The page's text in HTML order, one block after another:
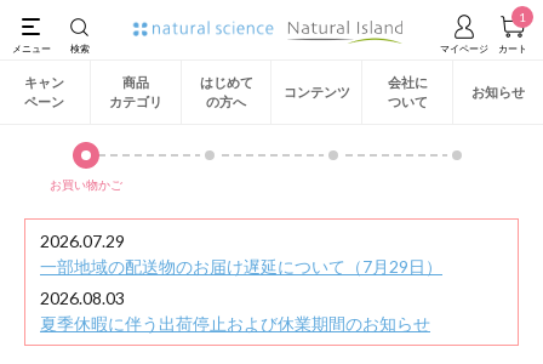
1
キャン
ペーン
商品
カテゴリ
はじめて
の方へ
コンテンツ
会社に
ついて
お知らせ
お買い物かご
2026.07.29
一部地域の配送物のお届け遅延について（7月29日）
2026.08.03
夏季休暇に伴う出荷停止および休業期間のお知らせ